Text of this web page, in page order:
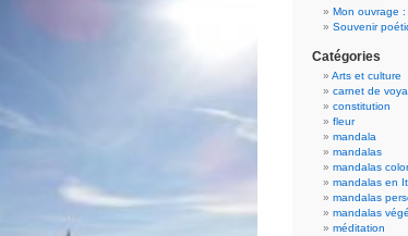
Mon ouvrage
Souvenir
Catégories
Arts et culture
carnet de
constitution
fleur
mandala
mandalas
mandalas
mandalas en
mandalas
mandalas
méditation